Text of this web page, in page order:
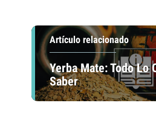
Artículo relacionado
Yerba Mate: Todo Lo
Saber